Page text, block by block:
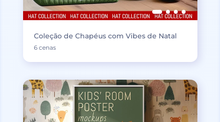
Coleção de Chapéus com Vibes de Natal
6 cenas